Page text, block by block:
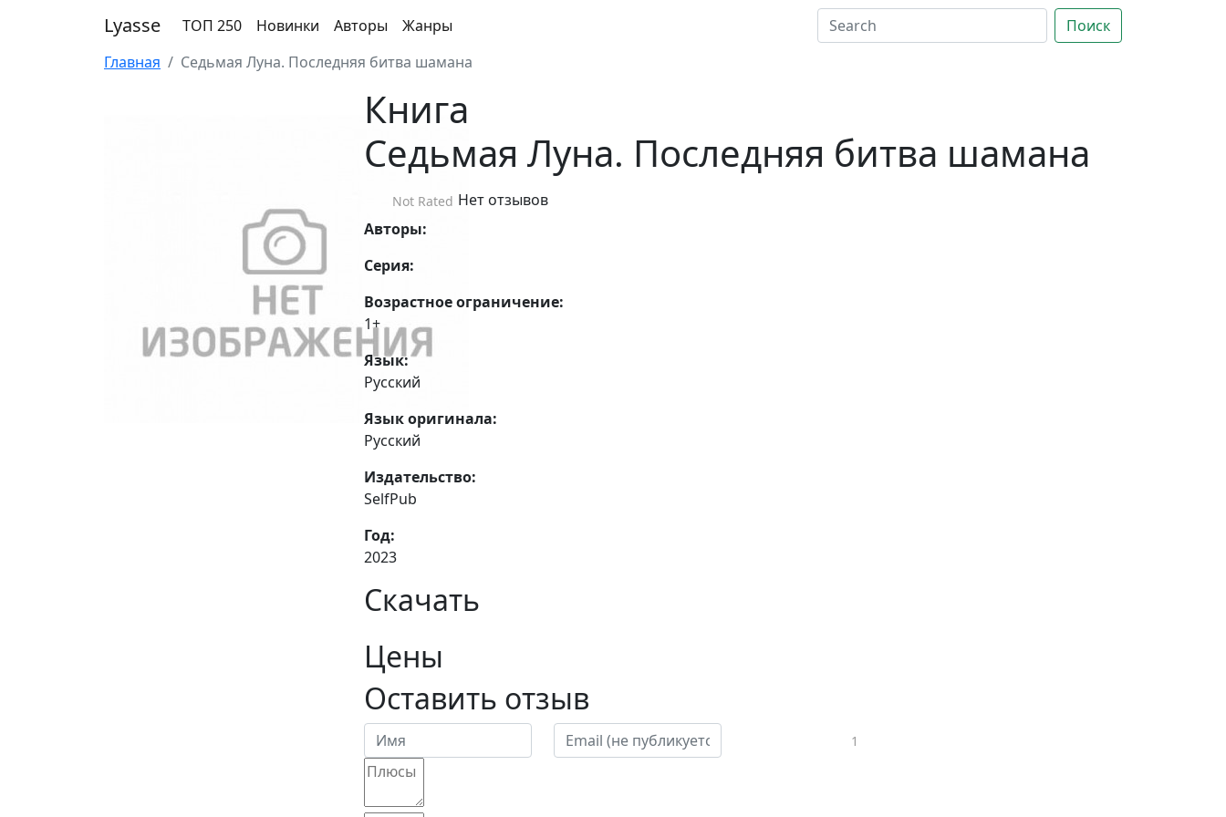
Lyasse ТОП 250 Новинки Авторы Жанры
Поиск
Главная
Седьмая Луна. Последняя битва шамана
Книга
Седьмая Луна. Последняя битва шамана
Not Rated Нет отзывов
Авторы:
Серия:
Возрастное ограничение:
1+
Язык:
Русский
Язык оригинала:
Русский
Издательство:
SelfPub
Год:
2023
Скачать
Цены
Оставить отзыв
1